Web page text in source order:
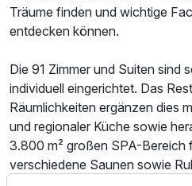
Für 8 Tage
Juniorsuite/n
2 Erwachsene
Träume finden und wichtige
entdecken können.
Die 91 Zimmer und Suiten sind
individuell eingerichtet. Das
Räumlichkeiten ergänzen dies
und regionaler Küche sowie
3.800 m² großen SPA-Bereich
verschiedene Saunen sowie